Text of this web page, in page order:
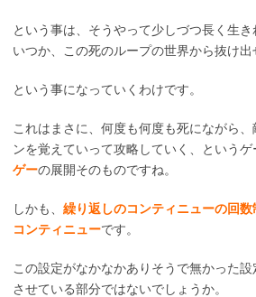
という事は、そうやって少しづつ長く生き
いつか、この死のループの世界から抜け出
という事になっていくわけです。
これはまさに、何度も何度も死にながら
ンを覚えていって攻略していく、という
ゲーの展開そのものですね。
しかも、 繰り返しのコンティニューの回数
コンティニューです。
この設定がなかなかありそうで無かった設
させている部分ではないでしょうか。